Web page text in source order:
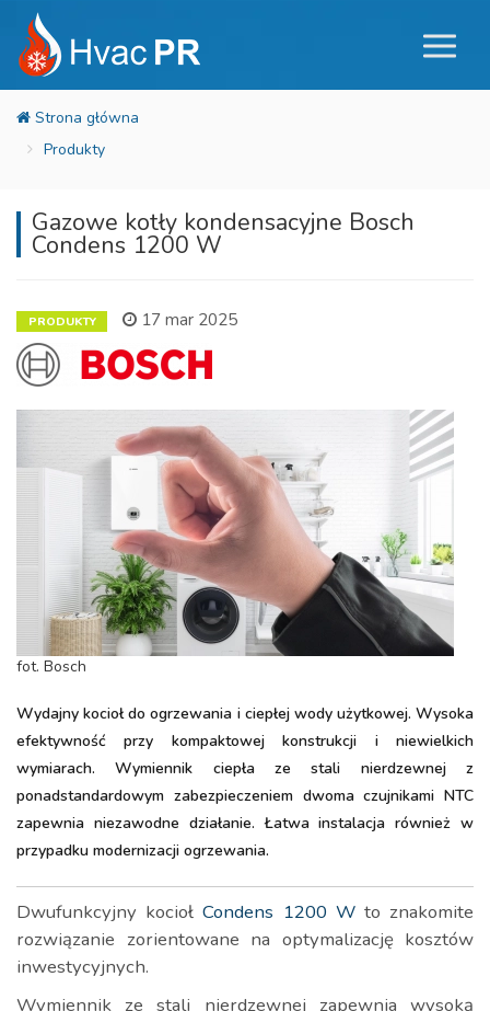
Produkty
Gazowe kotły kondensacyjne Bosch
Condens 1200 W
PRODUKTY 17 mar 2025
fot. Bosch
Wydajny kocioł do ogrzewania i ciepłej wody użytkowej. Wysoka
efektywność przy kompaktowej konstrukcji i niewielkich
wymiarach. Wymiennik ciepła ze stali nierdzewnej z
ponadstandardowym zabezpieczeniem dwoma czujnikami NTC
zapewnia niezawodne działanie. Łatwa instalacja również w
przypadku modernizacji ogrzewania.
Dwufunkcyjny kociołCondens 1200 Wto znakomite
rozwiązanie zorientowane na optymalizację kosztów
inwestycyjnych.
Wymiennik ze stali nierdzewnej zapewnia wysoką